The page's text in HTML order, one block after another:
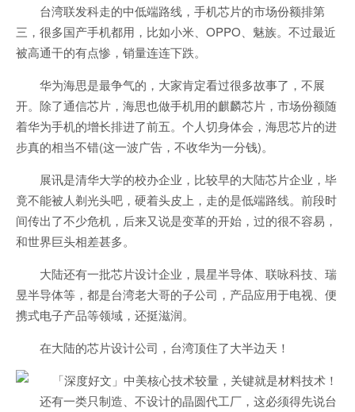
台湾联发科走的中低端路线，手机芯片的市场份额排第
三，很多国产手机都用，比如小米、OPPO、魅族。不过最近
被高通干的有点惨，销量连连下跌。
华为海思是最争气的，大家肯定看过很多故事了，不展
开。除了通信芯片，海思也做手机用的麒麟芯片，市场份额随
着华为手机的增长排进了前五。个人切身体会，海思芯片的进
步真的相当不错(这一波广告，不收华为一分钱)。
展讯是清华大学的校办企业，比较早的大陆芯片企业，毕
竟不能被人剃光头吧，硬着头皮上，走的是低端路线。前段时
间传出了不少危机，后来又说是变革的开始，过的很不容易，
和世界巨头相差甚多。
大陆还有一批芯片设计企业，晨星半导体、联咏科技、瑞
昱半导体等，都是台湾老大哥的子公司，产品应用于电视、便
携式电子产品等领域，还挺滋润。
在大陆的芯片设计公司，台湾顶住了大半边天！
还有一类只制造、不设计的晶圆代工厂，这必须得先说台